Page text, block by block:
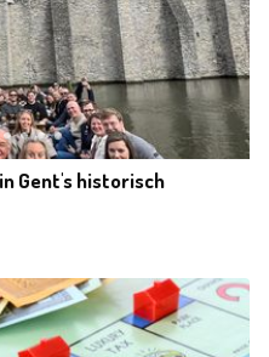
Gent's historisch